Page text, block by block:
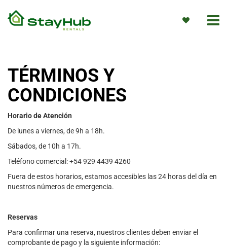
TÉRMINOS Y
CONDICIONES
Horario de Atención
De lunes a viernes, de 9h a 18h.
Sábados, de 10h a 17h.
Teléfono comercial: +54 929 4439 4260
Fuera de estos horarios, estamos accesibles las 24 horas del día en
nuestros números de emergencia.
Reservas
Para confirmar una reserva, nuestros clientes deben enviar el
comprobante de pago y la siguiente información: